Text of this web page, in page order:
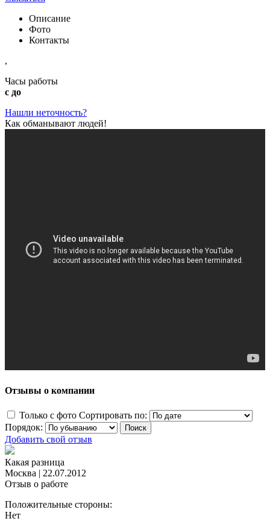
Описание
Фото
Контакты
,
Часы работы
с до
Нашли неточность?
Как обманывают людей!
Отзывы о компании
Только с фото Сортировать по:
Порядок:
Добавить свой отзыв
Какая разница
Москва | 22.07.2012
Отзыв о работе
Положительные стороны:
Нет